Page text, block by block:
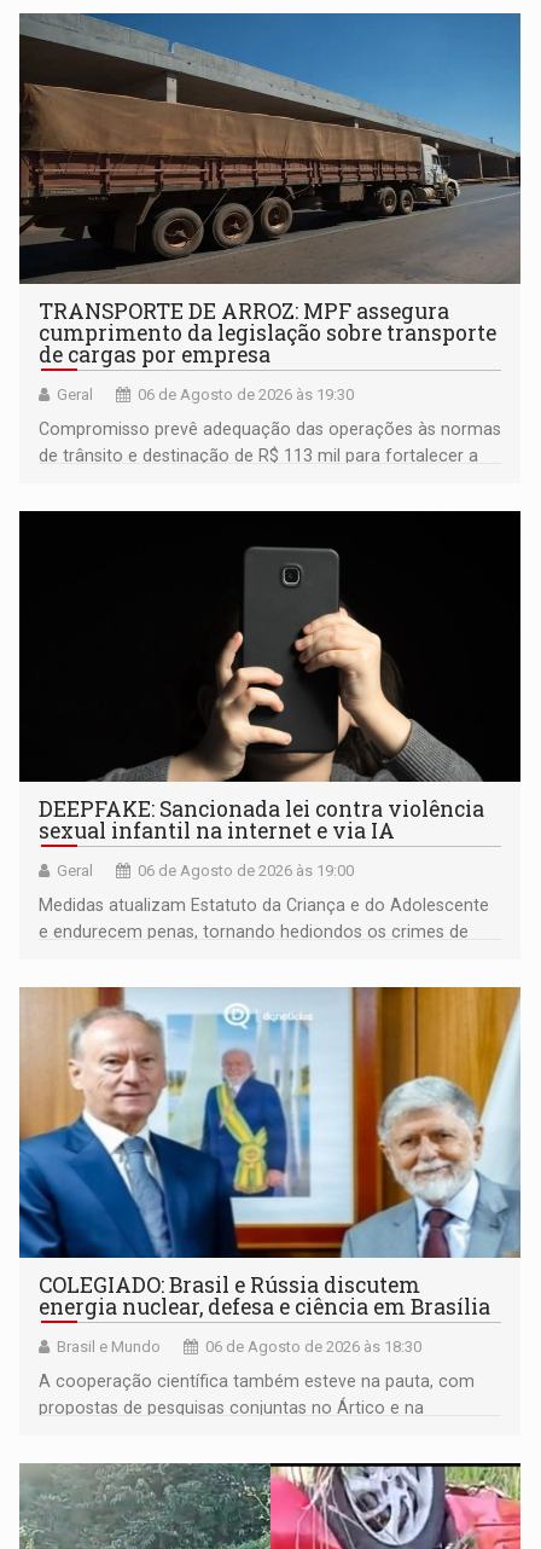
TRANSPORTE DE ARROZ: MPF assegura
cumprimento da legislação sobre transporte
de cargas por empresa
Geral 06 de Agosto de 2026 às 19:30
Compromisso prevê adequação das operações às normas
de trânsito e destinação de R$ 113 mil para fortalecer a
DEEPFAKE: Sancionada lei contra violência
sexual infantil na internet e via IA
Geral 06 de Agosto de 2026 às 19:00
Medidas atualizam Estatuto da Criança e do Adolescente
e endurecem penas, tornando hediondos os crimes de
COLEGIADO: Brasil e Rússia discutem
energia nuclear, defesa e ciência em Brasília
Brasil e Mundo 06 de Agosto de 2026 às 18:30
A cooperação científica também esteve na pauta, com
propostas de pesquisas conjuntas no Ártico e na